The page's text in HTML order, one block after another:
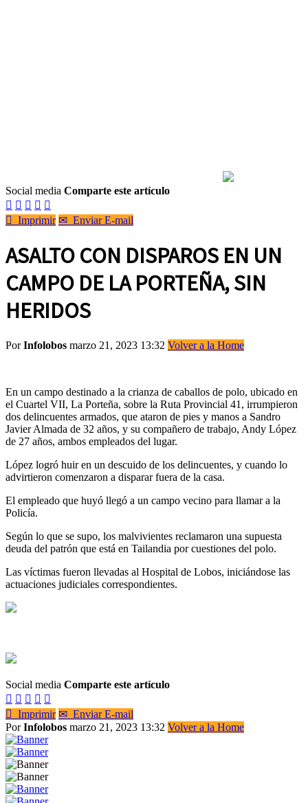
Social media Comparte este artículo
    
 Imprimir ✉ Enviar E-mail
ASALTO CON DISPAROS EN UN
CAMPO DE LA PORTEÑA, SIN
HERIDOS
PorInfolobos marzo 21, 2023 13:32 Volver a la Home
En un campo destinado a la crianza de caballos de polo, ubicado en
el Cuartel VII, La Porteña, sobre la Ruta Provincial 41, irrumpieron
dos delincuentes armados, que ataron de pies y manos a Sandro
Javier Almada de 32 años, y su compañero de trabajo, Andy López
de 27 años, ambos empleados del lugar.
López logró huir en un descuido de los delincuentes, y cuando lo
advirtieron comenzaron a disparar fuera de la casa.
El empleado que huyó llegó a un campo vecino para llamar a la
Policía.
Según lo que se supo, los malvivientes reclamaron una supuesta
deuda del patrón que está en Tailandia por cuestiones del polo.
Las víctimas fueron llevadas al Hospital de Lobos, iniciándose las
actuaciones judiciales correspondientes.
Social media Comparte este artículo
    
 Imprimir ✉ Enviar E-mail
PorInfolobos marzo 21, 2023 13:32 Volver a la Home